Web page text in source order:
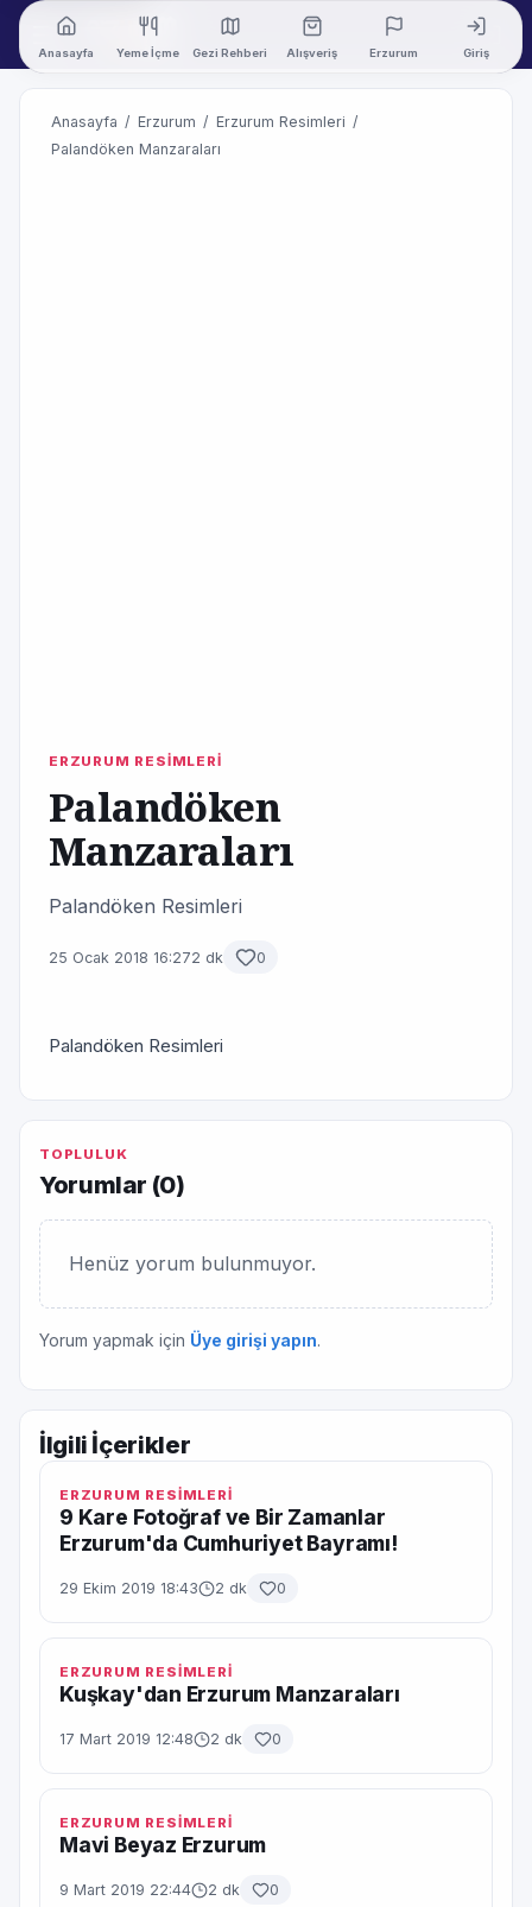
Anasayfa Yeme İçme Gezi Rehberi Alışveriş Erzurum Giriş
Anasayfa / Erzurum / Erzurum Resimleri /
Palandöken Manzaraları
ERZURUM RESİMLERİ
Palandöken
Manzaraları
Palandöken Resimleri
25 Ocak 2018 16:272 dk 0
Palandöken Resimleri
TOPLULUK
Yorumlar (0)
Henüz yorum bulunmuyor.
Yorum yapmak için Üye girişi yapın.
İlgili İçerikler
ERZURUM RESİMLERİ
9 Kare Fotoğraf ve Bir Zamanlar
Erzurum'da Cumhuriyet Bayramı!
29 Ekim 2019 18:43 2 dk 0
ERZURUM RESİMLERİ
Kuşkay'dan Erzurum Manzaraları
17 Mart 2019 12:48 2 dk 0
ERZURUM RESİMLERİ
Mavi Beyaz Erzurum
9 Mart 2019 22:44 2 dk 0